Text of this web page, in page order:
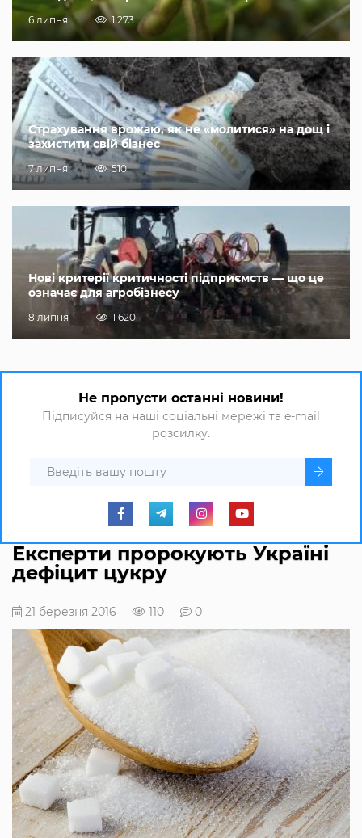
6 липня 1 273
Страхування врожаю, як не «молитися» на дощ і
захистити свій бізнес
7 липня 510
Нові критерії критичності підприємств — що це
означає для агробізнесу
8 липня 1 620
Не пропусти останні новини!
Підписуйся на наші соціальні мережі та e-mail
розсилку.
Експерти пророкують Україні
дефіцит цукру
21 березня 2016 110 0